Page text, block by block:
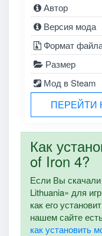
Автор
Версия мода
Формат
Размер
Мод в Steam
ПЕРЕЙТИ
Как
of Iron 4?
Если Вы
Lithuania» для
как его
нашем сайте
как установить